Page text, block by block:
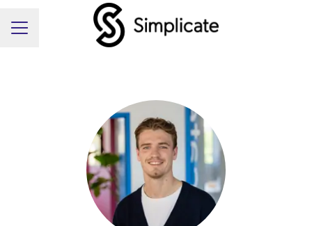
Carrièremenu